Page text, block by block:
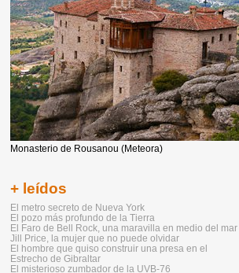
Monasterio de Rousanou (Meteora)
+ leídos
El metro secreto de Nueva York
El pozo más profundo de la Tierra
El Faro de Bell Rock, una maravilla en medio del mar
Jill Price, la mujer que no puede olvidar
El hombre que quiso construir una presa en el
Estrecho de Gibraltar
El misterioso zumbador de la UVB-76